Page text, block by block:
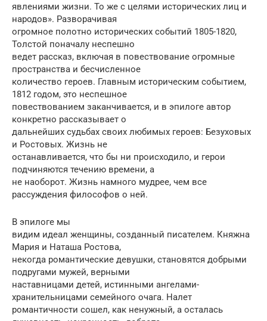
явлениями жизни. То же с целями исторических лиц и
народов». Разворачивая
огромное полотно исторических событий 1805-1820,
Толстой поначалу неспешно
ведет рассказ, включая в повествование огромные
пространства и бесчисленное
количество героев. Главным историческим событием,
1812 годом, это неспешное
повествованием заканчивается, и в эпилоге автор
конкретно рассказывает о
дальнейших судьбах своих любимых героев: Безуховых
и Ростовых. Жизнь не
останавливается, что бы ни происходило, и герои
подчиняются течению времени, а
не наоборот. Жизнь намного мудрее, чем все
рассуждения философов о ней.
В эпилоге мы
видим идеал женщины, созданный писателем. Княжна
Мария и Наташа Ростова,
некогда романтические девушки, становятся добрыми
подругами мужей, верными
наставницами детей, истинными ангелами-
хранительницами семейного очага. Налет
романтичности сошел, как ненужный, а осталась